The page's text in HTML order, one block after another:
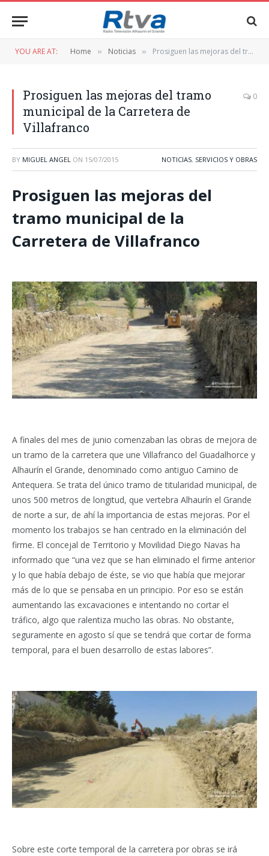
YOU ARE AT: Home » Noticias » Prosiguen las mejoras del tramo municipal de la Carretera de Villafranco
Prosiguen las mejoras del tramo
municipal de la Carretera de
Villafranco
0
BY MIGUEL ANGEL ON 15/07/2015 NOTICIAS, SERVICIOS Y OBRAS
Prosiguen las mejoras del
tramo municipal de la
Carretera de Villafranco
A finales del mes de junio comenzaban las obras de mejora de
un tramo de la carretera que une Villafranco del Guadalhorce y
Alhaurín el Grande, denominado como antiguo Camino de
Antequera. Se trata del único tramo de titularidad municipal, de
unos 500 metros de longitud, que vertebra Alhaurín el Grande
de norte a sur, de ahí la importancia de estas mejoras. Por el
momento los trabajos se han centrado en la eliminación del
firme. El concejal de Territorio y Movilidad Diego Navas ha
informado que “una vez que se han eliminado el firme anterior
y lo que había debajo de éste, se vio que había que mejorar
más de lo que se pensaba en un principio. Por eso se están
aumentando las excavaciones e intentando no cortar el
tráfico, algo que ralentiza mucho las obras. No obstante,
seguramente en agosto sí que se tendrá que cortar de forma
temporal, para el buen desarrollo de estas labores”.
Sobre este corte temporal de la carretera por obras se irá